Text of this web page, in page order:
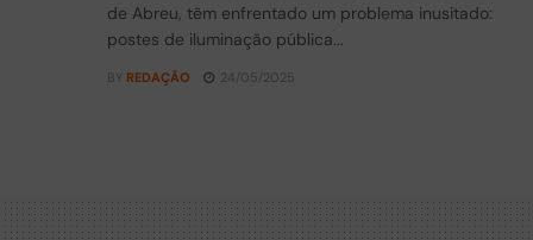
de Abreu, têm enfrentado um problema inusitado:
postes de iluminação pública...
BY REDAÇÃO 24/05/2025